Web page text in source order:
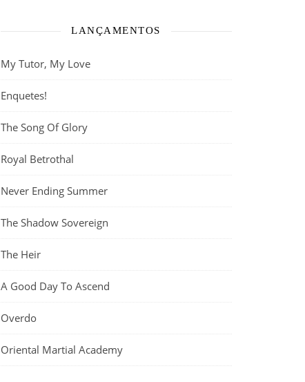
LANÇAMENTOS
My Tutor, My Love
Enquetes!
The Song Of Glory
Royal Betrothal
Never Ending Summer
The Shadow Sovereign
The Heir
A Good Day To Ascend
Overdo
Oriental Martial Academy